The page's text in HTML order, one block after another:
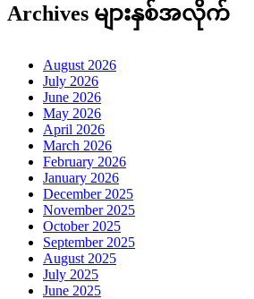
Archives များနှစ်အလိုက်
August 2026
July 2026
June 2026
May 2026
April 2026
March 2026
February 2026
January 2026
December 2025
November 2025
October 2025
September 2025
August 2025
July 2025
June 2025